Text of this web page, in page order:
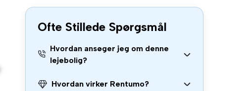
Ofte Stillede Spørgsmål
Hvordan ansøger jeg om denne
lejebolig?
Hvordan virker Rentumo?